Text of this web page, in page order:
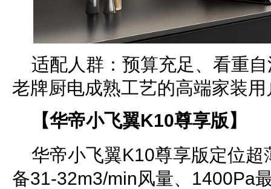
适配人群：预算充足、看重
老牌厨电成熟工艺的高端家装用
【华帝小飞翼K10尊享版】
华帝小飞翼K10尊享版定位
备31-32m3/min风量、1400Pa